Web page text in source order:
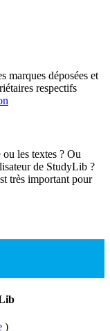
marques déposées et
respectifs
les textes ? Ou
de StudyLib ?
très important pour
)